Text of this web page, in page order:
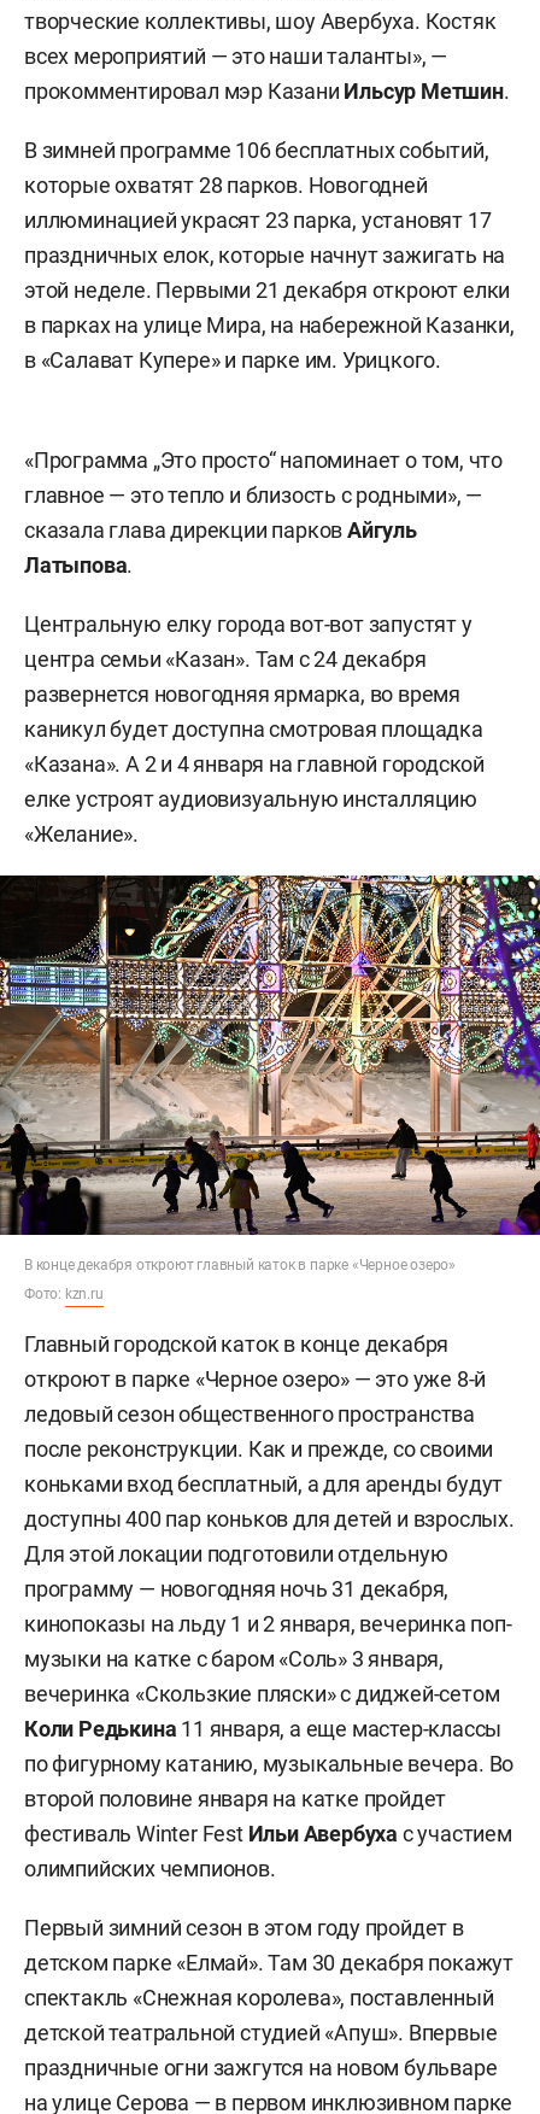
творческие коллективы, шоу Авербуха. Костяк
всех мероприятий — это наши таланты», —
прокомментировал мэр Казани Ильсур Метшин.
В зимней программе 106 бесплатных событий,
которые охватят 28 парков. Новогодней
иллюминацией украсят 23 парка, установят 17
праздничных елок, которые начнут зажигать на
этой неделе. Первыми 21 декабря откроют елки
в парках на улице Мира, на набережной Казанки,
в «Салават Купере» и парке им. Урицкого.
«Программа „Это просто“ напоминает о том, что
главное — это тепло и близость с родными», —
сказала глава дирекции парковАйгуль
Латыпова.
Центральную елку города вот-вот запустят у
центра семьи «Казан». Там с 24 декабря
развернется новогодняя ярмарка, во время
каникул будет доступна смотровая площадка
«Казана». А 2 и 4 января на главной городской
елке устроят аудиовизуальную инсталляцию
«Желание».
В конце декабря откроют главный каток в парке «Черное озеро»
Фото: kzn.ru
Главный городской каток в конце декабря
откроют в парке «Черное озеро» — это уже 8-й
ледовый сезон общественного пространства
после реконструкции. Как и прежде, со своими
коньками вход бесплатный, а для аренды будут
доступны 400 пар коньков для детей и взрослых.
Для этой локации подготовили отдельную
программу — новогодняя ночь 31 декабря,
кинопоказы на льду 1 и 2 января, вечеринка поп-
музыки на катке с баром «Соль» 3 января,
вечеринка «Скользкие пляски» с диджей-сетом
Коли Редькина 11 января, а еще мастер-классы
по фигурному катанию, музыкальные вечера. Во
второй половине января на катке пройдет
фестиваль Winter Fest Ильи Авербуха с участием
олимпийских чемпионов.
Первый зимний сезон в этом году пройдет в
детском парке «Елмай». Там 30 декабря покажут
спектакль «Снежная королева», поставленный
детской театральной студией «Апуш». Впервые
праздничные огни зажгутся на новом бульваре
на улице Серова — в первом инклюзивном парке